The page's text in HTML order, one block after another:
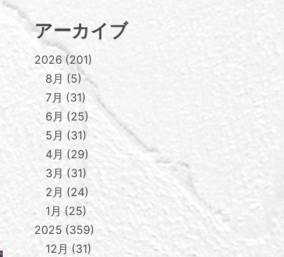
アーカイブ
2026 201
8月
5
7月
31
6月
25
5月
31
4月
29
3月 31
2月
24
1月
25
2025 359
12月
31